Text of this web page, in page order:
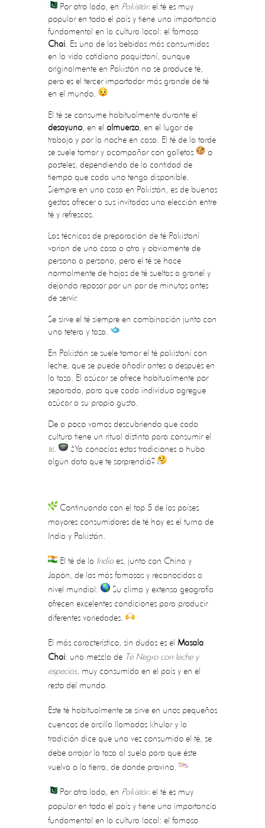
Por otro lado, en Pakistánel té es muy
popular en todo el país y tiene una importancia
fundamental en la cultura local: el famoso
Chai. Es una de las bebidas más consumidas
en la vida cotidiana paquistaní, aunque
originalmente en Pakistán no se produce té,
pero es el tercer importador más grande de té
en el mundo.
El té se consume habitualmente durante el
desayuno, en el almuerzo, en el lugar de
trabajo y por la noche en casa. El té de la tarde
se suele tomar y acompañar con galletas
o
pasteles, dependiendo de la cantidad de
tiempo que cada uno tenga disponible.
Siempre en una casa en Pakistán, es de buenos
gestos ofrecer a sus invitados una elección entre
té y refrescos.
Las técnicas de preparación de té Pakistaní
varían de una casa a otra y obviamente de
persona a persona, pero el té se hace
normalmente de hojas de té sueltas a granel y
dejando reposar por un par de minutos antes
de servir.
Se sirve el té siempre en combinación junto con
una tetera y taza.
En Pakistán se suele tomar el té pakistaní con
leche, que se puede añadir antes o después en
la taza. El azúcar se ofrece habitualmente por
separado, para que cada individuo agregue
azúcar a su propio gusto.
De a poco vamos descubriendo que cada
cultura tiene un ritual distinto para consumir el
té.
¿Ya conocías estas tradiciones o hubo
algún dato que te sorprendió?
Continuando con el top 5 de los países
mayores consumidores de té hoy es el turno de
India y Pakistán.
El té de la Indiaes, junto con China y
Japón, de los más famosos y reconocidos a
nivel mundial.
Su clima y extensa geografía
ofrecen excelentes condiciones para producir
diferentes variedades.
El más característico, sin dudas es el Masala
Chai: una mezcla deTé Negro con leche y
especias, muy consumida en el país y en el
resto del mundo.
Este té habitualmente se sirve en unos pequeños
cuencos de arcilla llamados khular y la
tradición dice que una vez consumido el té, se
debe arrojar la taza al suelo para que éste
vuelva a la tierra, de donde provino.
Por otro lado, en Pakistánel té es muy
popular en todo el país y tiene una importancia
fundamental en la cultura local: el famoso